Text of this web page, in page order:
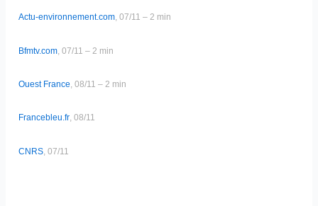
Actu-environnement.com, 07/11 – 2 min
Bfmtv.com, 07/11 – 2 min
Ouest France, 08/11 – 2 min
Francebleu.fr, 08/11
CNRS, 07/11